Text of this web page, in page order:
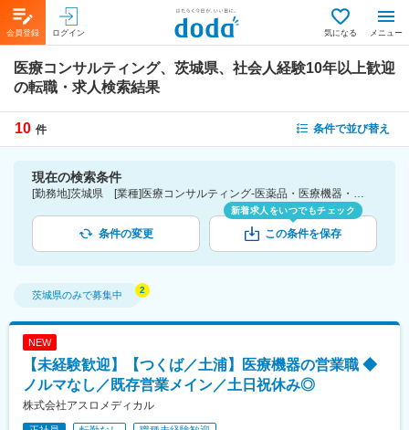
会員登録 ログイン 気になる メニュー
医療コンサルティング、茨城県、社会人経験10年以上歓迎
の転職・求人検索結果
10 件 条件で並び替え
現在の検索条件
[勤務地]茨城県 [業種]医療コンサルティング-医薬品・医療機器・ライフサイエンス・医療系サービス [詳細条件](募集・採用情報)社会人経験10年以上歓迎
条件の変更
新着求人をいつでもチェック
この条件を保存
茨城県のみで募集中
NEW
【未経験歓迎】【つくば／土浦】医療機器の営業職 ◆
ノルマなし／既存営業メイン／土日祝休み◎
株式会社アスロメディカル